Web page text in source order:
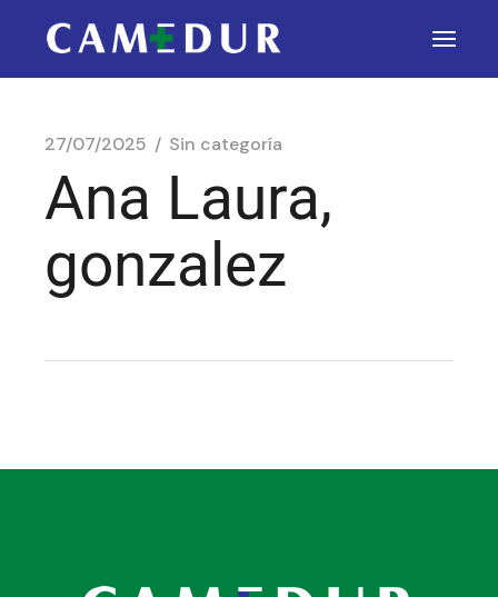
27/07/2025 Sin categoría
Ana Laura,
gonzalez